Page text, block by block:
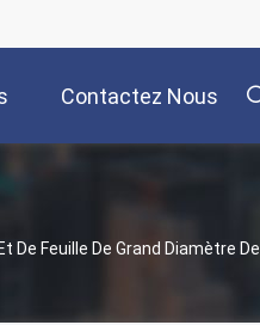
Contactez Nous
Feuille De Grand Diamètre De